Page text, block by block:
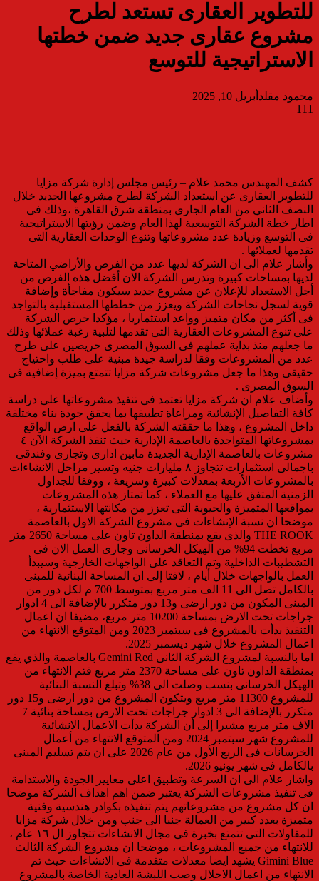
للتطوير العقارى تستعد لطرح
مشروع عقارى جديد ضمن خطتها
الاستراتيجية للتوسع
محمود مقلد أبريل 10, 2025
111
كشف المهندس محمد علام – رئيس مجلس إدارة شركة مزايا
للتطوير العقارى عن استعداد الشركة لطرح مشروعها الجديد خلال
النصف الثاني من العام الجارى بمنطقة شرق القاهرة ،وذلك فى
اطار خطة الشركة التوسعية لهذا العام وضمن رؤيتها الاستراتيجية
فى التوسع وزيادة عدد مشروعاتها وتنوع الوحدات العقارية التى
تقدمها لعملائها .
وأشار علام الى ان الشركة لديها عدد من الفرص والأراضي المتاحة
لديها بمساحات كبيرة وتدرس الشركة الان أفضل هذه الفرص من
أجل الاستعداد للإعلان عن مشروع جديد سيكون مفاجأة وإضافة
قوية لسجل نجاحات الشركة ويعزز من خططها المستقبلية بالتواجد
فى أكثر من مكان متميز وواعد استثماريا ، مؤكدا حرص الشركة
على تنوع المشروعات العقارية التى تقدمها لتلبية رغبة عملائها وذلك
ما جعلهم منذ بداية عملهم فى السوق المصرى حريصين على طرح
عدد من المشروعات وفقا لدراسة جيدة مبنية على طلب واحتياج
حقيقى وهذا ما جعل مشروعات شركة مزايا تتمتع بميزة إضافية فى
السوق المصرى .
وأضاف علام ان شركة مزايا تعتمد فى تنفيذ مشروعاتها على دراسة
كافة التفاصيل الإنشائية ومراعاة تطبيقها بما يحقق جودة بناء مختلفة
داخل المشروع ، وهذا ما حققته الشركة بالفعل على ارض الواقع
بمشروعاتها المتواجدة بالعاصمة الإدارية حيث تنفذ الشركة الآن ٤
مشروعات بالعاصمة الإدارية الجديدة مابين ادارى وتجارى وفندقى
باجمالى استثمارات تتجاوز ٨ مليارات جنيه وتسير مراحل الانشاءات
بالمشروعات الأربعة بمعدلات كبيرة وسريعة ، ووفقا للجداول
الزمنية المتفق عليها مع العملاء ، كما تمتاز هذه المشروعات
بمواقعها المتميزة والحيوية التى تعزز من مكانتها الاستثمارية ،
موضحا ان نسبة الإنشاءات فى مشروع الشركة الاول بالعاصمة
THE ROOK والذى يقع بمنطقة الداون تاون على مساحة 2650 متر
مربع تخطت 94% من الهيكل الخرسانى وجارى العمل الان فى
التشطيبات الداخلية وتم التعاقد على الواجهات الخارجية وسيبدأ
العمل بالواجهات خلال أيام ، لافتا إلى ان المساحة البنائية للمبنى
بالكامل تصل الى 11 الف متر مربع بمتوسط 700 م لكل دور من
المبنى المكون من دور ارضى و13 دور متكرر بالإضافة الى 4 ادوار
جراجات تحت الارض بمساحة 10200 متر مربع، مضيفا ان اعمال
التنفيذ بدأت بالمشروع فى سبتمبر 2023 ومن المتوقع الانتهاء من
اعمال المشروع خلال شهر ديسمبر 2025.
اما بالنسبة لمشروع الشركة الثانى Gemini Red بالعاصمة والذي يقع
بمنطقة الداون تاون على مساحة 2370 متر مربع فتم الانتهاء من
الهيكل الخرسانى بنسب وصلت الى 38% وتبلغ النسبة البنائية
للمشروع 11300 متر مربع ويتكون المشروع من دور ارضى و15 دور
متكرر بالإضافة الى 3 ادوار جراجات تحت الارض بمساحة بنائية 7
الاف متر مربع مشيرا إلى أن الشركة بدأت الاعمال الانشائية
للمشروع شهر سبتمبر 2024 ومن المتوقع الانتهاء من أعمال
الخرسانات فى الربع الأول من عام 2026 على ان يتم تسليم المبنى
بالكامل فى شهر يونيو 2026.
واشار علام الى ان السرعة وتطبيق اعلى معايير الجودة والاستدامة
فى تنفيذ مشروعات الشركة يعتبر ضمن اهم اهداف الشركة موضحا
ان كل مشروع من مشروعاتهم يتم تنفيذه بكوادر هندسية وفنية
متميزة بعدد كبير من العمالة جنبا الى جنب ومن خلال شركة مزايا
للمقاولات التى تتمتع بخبرة فى مجال الانشاءات تتجاوز ال ١٦ عام ،
للانتهاء من جميع المشروعات ، موضحا ان مشروع الشركة الثالث
Gimini Blue يشهد ايضا معدلات متقدمة فى الانشاءات حيث تم
الانتهاء من اعمال الاحلال وصب اللبشة العادية الخاصة بالمشروع